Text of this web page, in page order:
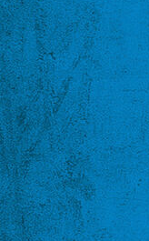
Ersatzteile
Impressum + AGB's
Datenschutz